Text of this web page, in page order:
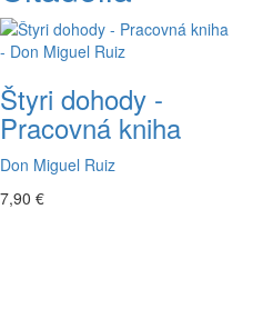
Štyri dohody -
Pracovná kniha
Don Miguel Ruiz
7,90 €